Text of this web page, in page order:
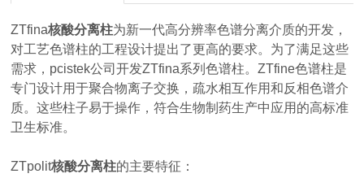
ZTfina核酸分离柱为新一代高分辨率色谱分离介质的开发，
对工艺色谱柱的工程设计提出了更高的要求。为了满足这些
需求，pcistek公司开发ZTfina系列色谱柱。ZTfine色谱柱是
专门设计用于聚合物离子交换，疏水相互作用和反相色谱介
质。这些柱子易于操作，符合生物制药生产中应用的高标准
卫生标准。
ZTpolit核酸分离柱的主要特征：